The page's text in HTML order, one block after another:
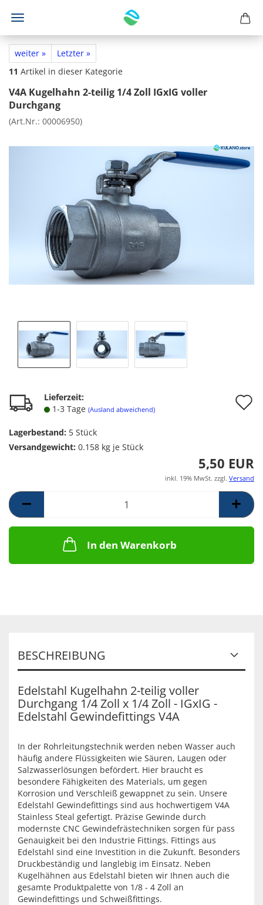
weiter »
Letzter »
11 Artikel in dieser Kategorie
V4A Kugelhahn 2-teilig 1/4 Zoll IGxIG voller
Durchgang
(Art.Nr.: 00006950)
Lieferzeit:
1-3 Tage (Ausland abweichend)
Lagerbestand: 5 Stück
Versandgewicht: 0.158 kg je Stück
5,50 EUR
inkl. 19% MwSt. zzgl. Versand
In den Warenkorb
BESCHREIBUNG
Edelstahl Kugelhahn 2-teilig voller
Durchgang 1/4 Zoll x 1/4 Zoll - IGxIG -
Edelstahl Gewindefittings V4A
In der Rohrleitungstechnik werden neben Wasser auch
häufig andere Flüssigkeiten wie Säuren, Laugen oder
Salzwasserlösungen befördert. Hier braucht es
besondere Fähigkeiten des Materials, um gegen
Korrosion und Verschleiß gewappnet zu sein. Unsere
Edelstahl Gewindefittings sind aus hochwertigem V4A
Stainless Steal gefertigt. Präzise Gewinde durch
modernste CNC Gewindefrästechniken sorgen für pass
Genauigkeit bei den Industrie Fittings. Fittings aus
Edelstahl sind eine Investition in die Zukunft. Besonders
Druckbeständig und langlebig im Einsatz. Neben
Kugelhähnen aus Edelstahl bieten wir Ihnen auch die
gesamte Produktpalette von 1/8 - 4 Zoll an
Gewindefittings und Schweißfittings.